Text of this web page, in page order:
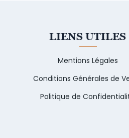
LIENS UTILES
Mentions Légales
Conditions Générales de
Politique de